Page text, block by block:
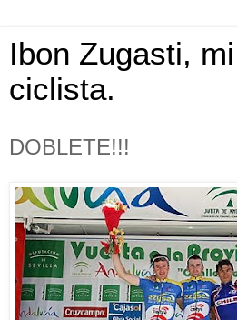
Ibon Zugasti,
ciclista.
DOBLETE!!!